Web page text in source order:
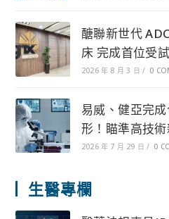
醣聯新世代
床 完成首位受
2026 年 8 月 3 日 / 0
易威、健亞完
形！瞄準高技
2026 年 7 月 29 日 / 0
生醫專欄